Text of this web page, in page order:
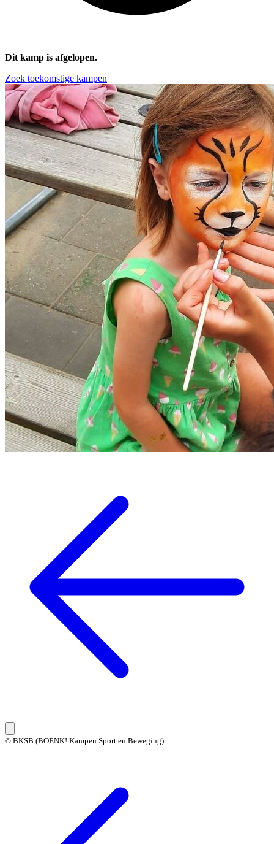
Dit kamp is afgelopen.
Zoek toekomstige kampen
© BKSB (BOENK! Kampen Sport en Beweging)